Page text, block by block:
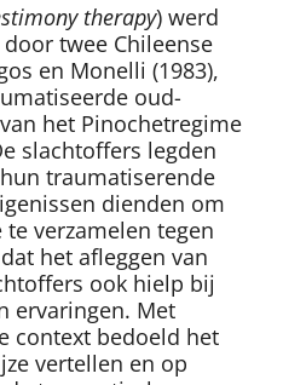
therapy) werd
twee Chileense
en Monelli (1983),
oud-
het Pinochetregime
slachtoffers legden
traumatiserende
dienden om
verzamelen tegen
het afleggen van
ook hielp bij
ervaringen. Met
context bedoeld het
vertellen en op